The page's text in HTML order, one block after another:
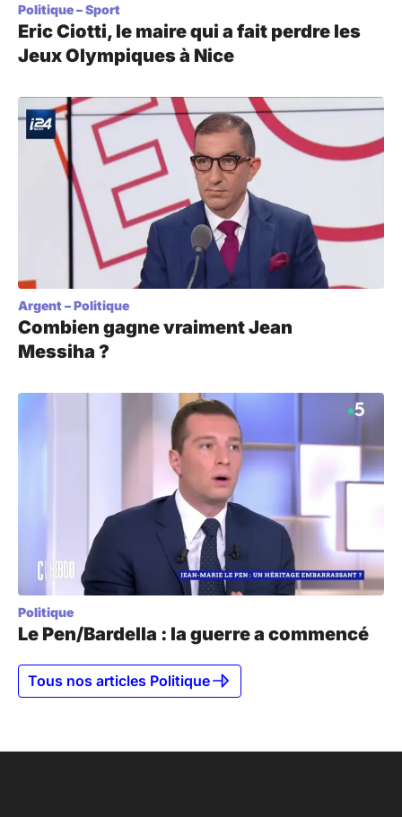
Politique–Sport
Eric Ciotti, le maire qui a fait perdre les
Jeux Olympiques à Nice
Argent–Politique
Combien gagne vraiment Jean
Messiha ?
Politique
Le Pen/Bardella : la guerre a commencé
Tous nos articles Politique